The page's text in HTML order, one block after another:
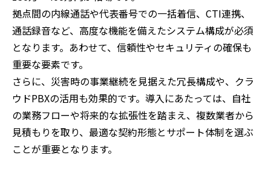
拠点間の内線通話や代表番号での一括着信、CTI連携、
通話録音など、高度な機能を備えたシステム構成が必須
となります。あわせて、信頼性やセキュリティの確保も
重要な要素です。
さらに、災害時の事業継続を見据えた冗長構成や、クラ
ウドPBXの活用も効果的です。導入にあたっては、自社
の業務フローや将来的な拡張性を踏まえ、複数業者から
見積もりを取り、最適な契約形態とサポート体制を選ぶ
ことが重要となります。